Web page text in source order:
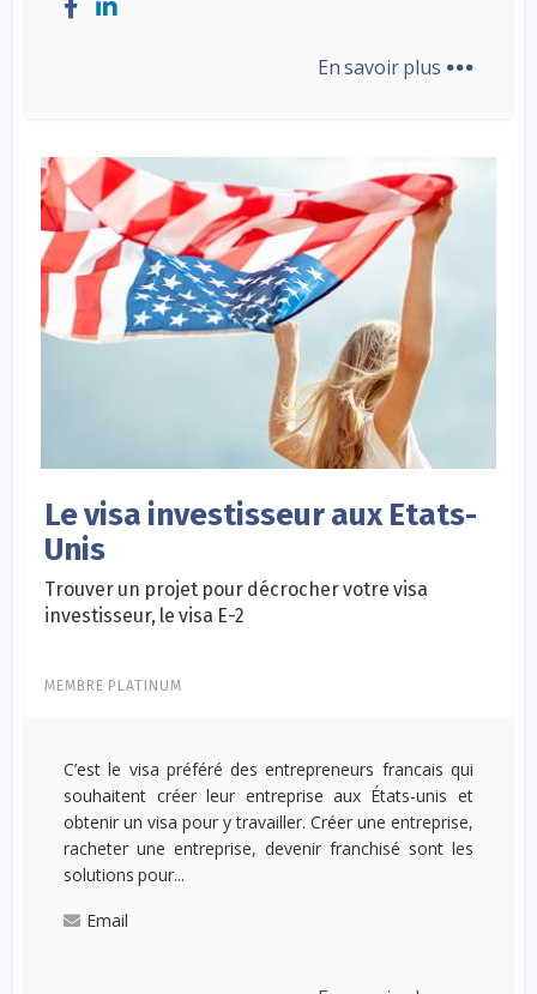
En savoir plus ...
Le visa investisseur aux Etats-
Unis
Trouver un projet pour décrocher votre visa
investisseur, le visa E-2
MEMBRE PLATINUM
C’est le visa préféré des entrepreneurs francais qui
souhaitent créer leur entreprise aux États-unis et
obtenir un visa pour y travailler. Créer une entreprise,
racheter une entreprise, devenir franchisé sont les
solutions pour...
Email